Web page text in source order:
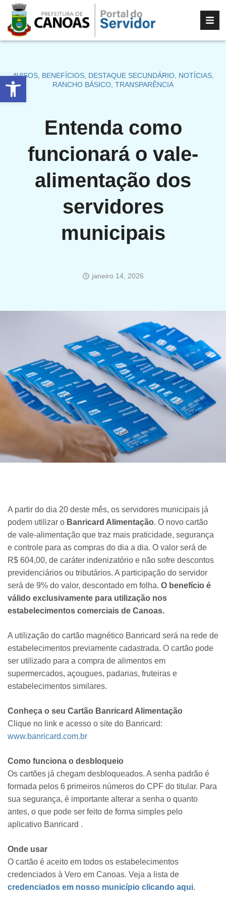
Abrir a barra de ferramentas
AVISOS, BENEFÍCIOS, DESTAQUE SECUNDÁRIO, NOTÍCIAS,
RANCHO BÁSICO TRANSPARÊNCIA
Entenda como
funcionará o vale-
alimentação dos
servidores
municipais
janeiro 14, 2026
A partir do dia 20 deste mês, os servidores municipais já
podem utilizar o Banricard Alimentação. O novo cartão
de vale-alimentação que traz mais praticidade, segurança
e controle para as compras do dia a dia. O valor será de
R$ 604,00, de caráter indenizatório e não sofre descontos
previdenciários ou tributários. A participação do servidor
será de 9% do valor, descontado em folha. O benefício é
válido exclusivamente para utilização nos
estabelecimentos comerciais de Canoas.
A utilização do cartão magnético Banricard será na rede de
estabelecimentos previamente cadastrada. O cartão pode
ser utilizado para a compra de alimentos em
supermercados, açougues, padarias, fruteiras e
estabelecimentos similares.
Conheça o seu Cartão Banricard Alimentação
Clique no link e acesso o site do Banricard:
www.banricard.com.br
Como funciona o desbloqueio
Os cartões já chegam desbloqueados. A senha padrão é
formada pelos 6 primeiros números do CPF do titular. Para
sua segurança, é importante alterar a senha o quanto
antes, o que pode ser feito de forma simples pelo
aplicativo Banricard .
Onde usar
O cartão é aceito em todos os estabelecimentos
credenciados à Vero em Canoas. Veja a lista de
credenciados em nosso município clicando aqui.